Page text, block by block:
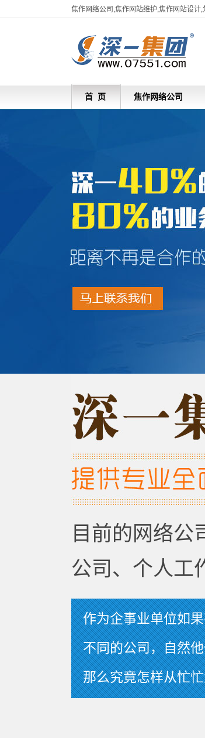
焦作网络公司,焦作网站维护,焦作网站设计
首 页 焦作网络公司
目前的网络公
公司、个人工
作为企事业单位如
不同的公司，自然
那么究竟怎样从忙